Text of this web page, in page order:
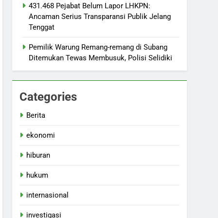
431.468 Pejabat Belum Lapor LHKPN:
Ancaman Serius Transparansi Publik Jelang
Tenggat
Pemilik Warung Remang-remang di Subang
Ditemukan Tewas Membusuk, Polisi Selidiki
Categories
Berita
ekonomi
hiburan
hukum
internasional
investigasi